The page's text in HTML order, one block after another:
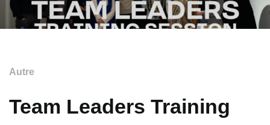
Autre
Team Leaders Training